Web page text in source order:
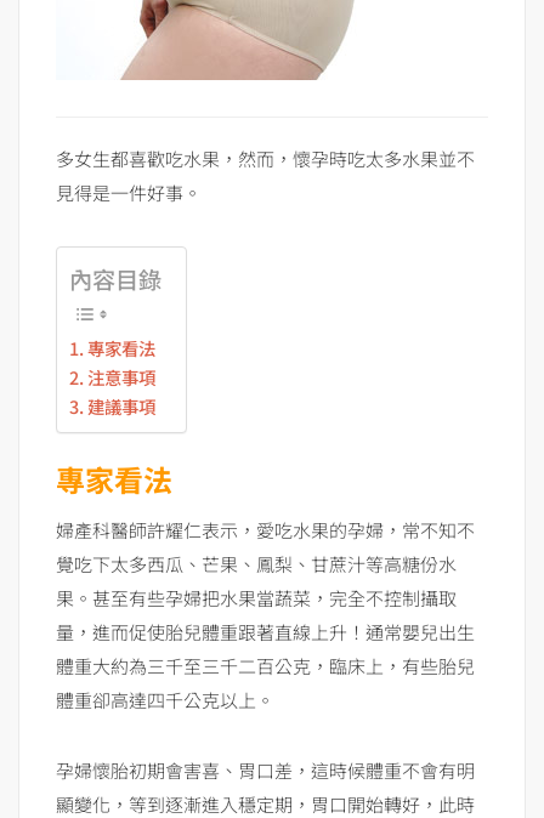
多女生都喜歡吃水果，然而，懷孕時吃太多水果並不
見得是一件好事。
內容目錄
專家看法
注意事項
建議事項
專家看法
婦產科醫師許耀仁表示，愛吃水果的孕婦，常不知不
覺吃下太多西瓜、芒果、鳳梨、甘蔗汁等高糖份水
果。甚至有些孕婦把水果當蔬菜，完全不控制攝取
量，進而促使胎兒體重跟著直線上升！通常嬰兒出生
體重大約為三千至三千二百公克，臨床上，有些胎兒
體重卻高達四千公克以上。
孕婦懷胎初期會害喜、胃口差，這時候體重不會有明
顯變化，等到逐漸進入穩定期，胃口開始轉好，此時